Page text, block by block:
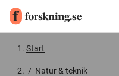
Start
/ Natur & teknik